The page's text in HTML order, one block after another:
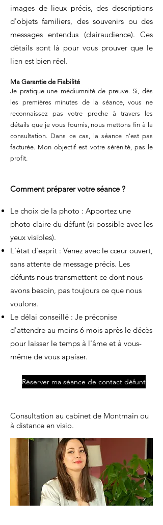
images de lieux précis, des descriptions
d'objets familiers, des souvenirs ou des
messages entendus (clairaudience). Ces
détails sont là pour vous prouver que le
lien est bien réel.
Ma Garantie de Fiabilité
Je pratique une médiumnité de preuve. Si, dès
les premières minutes de la séance, vous ne
reconnaissez pas votre proche à travers les
détails que je vous fournis, nous mettons fin à la
consultation. Dans ce cas, la séance n'est pas
facturée. Mon objectif est votre sérénité, pas le
profit.
Comment préparer votre séance ?
Le choix de la photo : Apportez une
photo claire du défunt (si possible avec les
yeux visibles).
L'état d'esprit : Venez avec le cœur ouvert,
sans attente de message précis. Les
défunts nous transmettent ce dont nous
avons besoin, pas toujours ce que nous
voulons.
Le délai conseillé : Je préconise
d'attendre au moins 6 mois après le décès
pour laisser le temps à l'âme et à vous-
même de vous apaiser.
Réserver ma séance de contact défunt
Consultation au cabinet de Montmain ou
à distance en visio.